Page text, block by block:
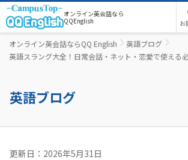
オンライン英会話なら
QQEnglish
お
オンライン英会話ならQQ English
英語ブログ
英語スラング大全！日常会話・ネット・恋愛で使える
英語ブログ
更新日：2026年5月31日